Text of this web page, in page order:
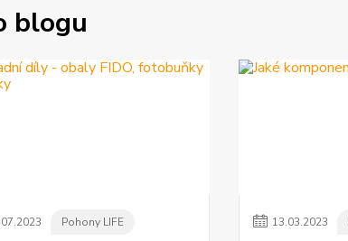
blogu
07.2023 Pohony LIFE 13.03.2023